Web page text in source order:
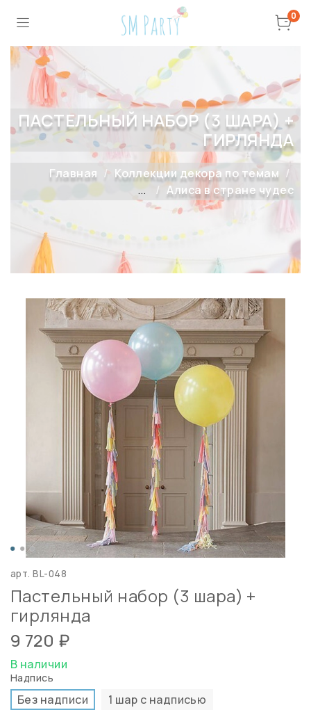
0
ПАСТЕЛЬНЫЙ НАБОР (3 ШАРА) +
ГИРЛЯНДА
Главная
Коллекции декора по темам
...
Алиса в стране чудес
арт.BL-048
Пастельный набор (3 шара) +
гирлянда
9 720 ₽
В наличии
Надпись
Без надписи
1 шар с надписью